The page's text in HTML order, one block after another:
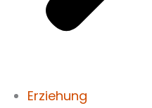
Erziehung